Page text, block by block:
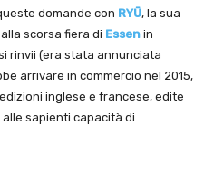
domande con RYŪ, la sua
scorsa fiera di Essen in
rinvii (era stata annunciata
arrivare in commercio nel 2015,
inglese e francese, edite
sapienti capacità di